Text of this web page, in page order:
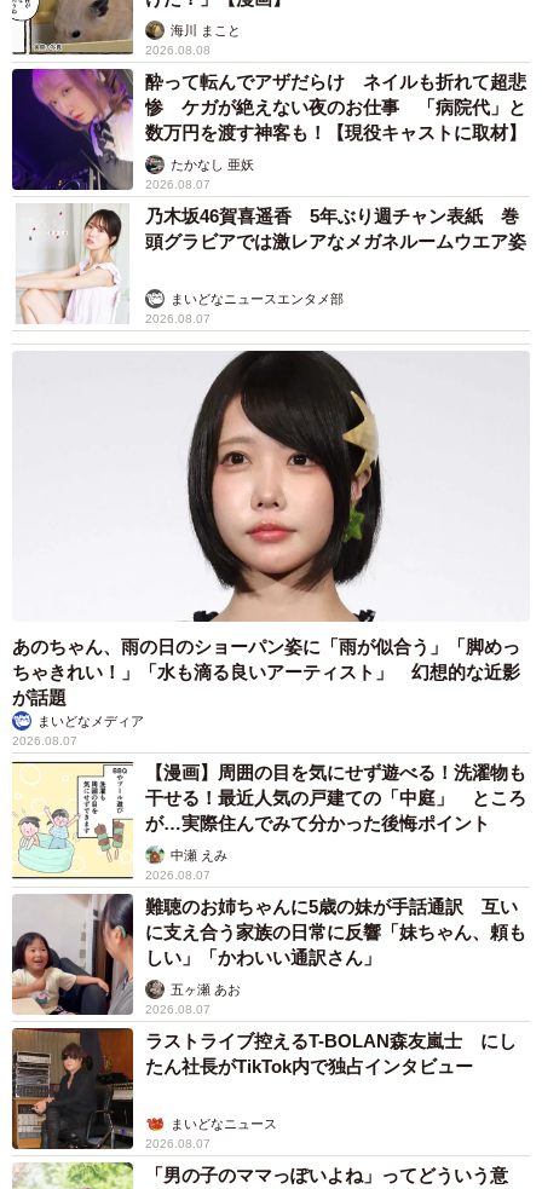
なお今回の話題を提供してくれた瀬尾さんは植物の専門家
として「科で見分けて楽しむ 雑草観察図鑑」（山と渓谷
社）、「樹木医がおしえる 木のすごい仕組み」（ベレ出
版）などの書籍を発表している。いずれも植物好きにはた
まらない充実した内容なので、ご興味ある方はぜひ手に取
っていただきたい。
（瀬尾一樹さん提供）
海川 まこと
2026.08.08
酔って転んでアザだらけ ネイルも折れて超悲
惨 ケガが絶えない夜のお仕事 「病院代」と
数万円を渡す神客も！【現役キャストに取材】
たかなし 亜妖
2026.08.07
乃木坂46賀喜遥香 5年ぶり週チャン表紙 巻
頭グラビアでは激レアなメガネルームウエア姿
まいどなニュースエンタメ部
2026.08.07
あのちゃん、雨の日のショーパン姿に「雨が似合う」「脚めっ
ちゃきれい！」「水も滴る良いアーティスト」 幻想的な近影
が話題
まいどなメディア
2026.08.07
【漫画】周囲の目を気にせず遊べる！洗濯物も
干せる！最近人気の戸建ての「中庭」 ところ
が…実際住んでみて分かった後悔ポイント
中瀬 えみ
2026.08.07
難聴のお姉ちゃんに5歳の妹が手話通訳 互い
に支え合う家族の日常に反響「妹ちゃん、頼も
しい」「かわいい通訳さん」
五ヶ瀬 あお
2026.08.07
ラストライブ控えるT-BOLAN森友嵐士 にし
たん社長がTikTok内で独占インタビュー
まいどなニュース
2026.08.07
「男の子のママっぽいよね」ってどういう意